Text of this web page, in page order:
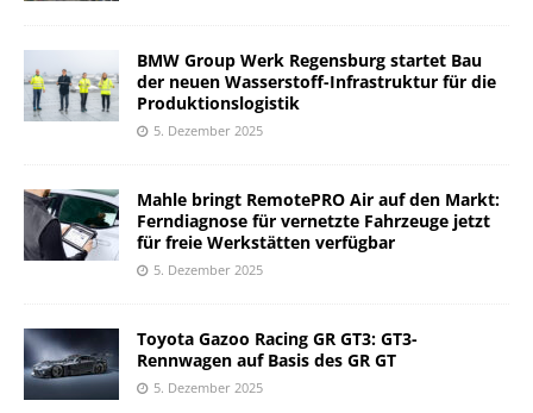
BMW Group Werk Regensburg startet Bau
der neuen Wasserstoff-Infrastruktur für die
Produktionslogistik
5. Dezember 2025
Mahle bringt RemotePRO Air auf den Markt:
Ferndiagnose für vernetzte Fahrzeuge jetzt
für freie Werkstätten verfügbar
5. Dezember 2025
Toyota Gazoo Racing GR GT3: GT3-
Rennwagen auf Basis des GR GT
5. Dezember 2025